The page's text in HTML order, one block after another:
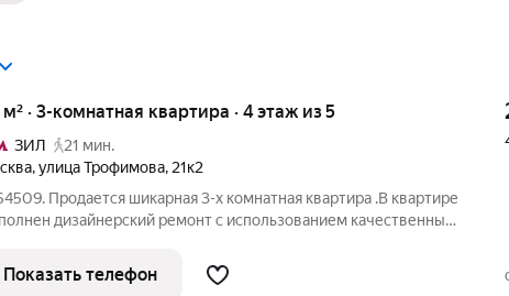
м² · 3-комнатная квартира · 4 этаж из 5
ЗИЛ
21 мин.
,улица Трофимова, 21к2
Продается шикарная 3-х комнатная квартира .В квартире
дизайнерский ремонт с использованием качественных
кухня и раздельный санузел. Вся мебель и техника
Показать телефон